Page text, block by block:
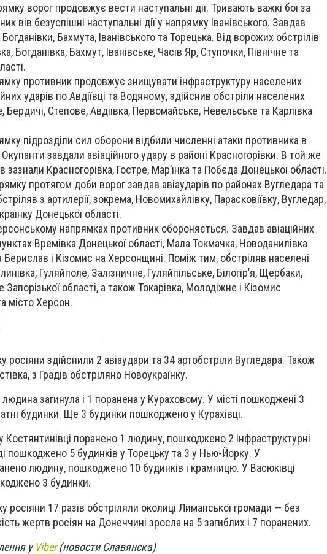
ворог продовжує вести наступальні дії. Тривають важкі бої за
вів безуспішні наступальні дії у напрямку Іванівського. Завдав
Бахмута, Іванівського та Торецька. Від ворожих обстрілів
Богданівка, Бахмут, Іванівське, Часів Яр, Ступочки, Північне та
противник продовжує знищувати інфраструктуру населених
ударів по Авдіївці та Водяному, здійснив обстріли населених
Бердичі, Степове, Авдіївка, Первомайське, Невельське та Карлівка
підрозділи сил оборони відбили численні атаки противника в
Окупанти завдали авіаційного удару в районі Красногорівки. В той же
зазнали Красногорівка, Гостре, Мар’їнка та Побєда Донецької області.
протягом доби ворог завдав авіаударів по районах Вугледара та
з артилерії, зокрема, Новомихайлівку, Парасковіївку, Вугледар,
Донецької області.
напрямках противник обороняється. Завдав авіаційних
Времівка Донецької області, Мала Токмачка, Новоданилівка
Берислав і Кізомис на Херсонщині. Поміж тим, обстріляв населені
Гуляйполе, Залізничне, Гуляйпільське, Білогір’я, Щербаки,
області, а також Токарівка, Молодіжне і Кізомис
місто Херсон.
здійснили 2 авіаудари та 34 артобстріли Вугледара. Також
з Градів обстріляно Новоукраїнку.
загинула і 1 поранена у Кураховому. У місті пошкоджені 3
будинки. Ще 3 будинки пошкоджено у Курахівці.
Костянтинівці поранено 1 людину, пошкоджено 2 інфраструктурні
пошкоджено 5 будинків у Торецьку та 3 у Нью-Йорку. У
людину, пошкоджено 10 будинків і крамницю. У Васюківці
3 будинки.
17 разів обстріляли околиці Лиманської громади — без
жертв росіян на Донеччині зросла на 5 загиблих і 7 поранених.
уViber(новости Славянска)